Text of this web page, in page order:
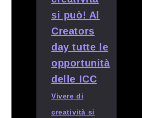
Vivere di
creatività si